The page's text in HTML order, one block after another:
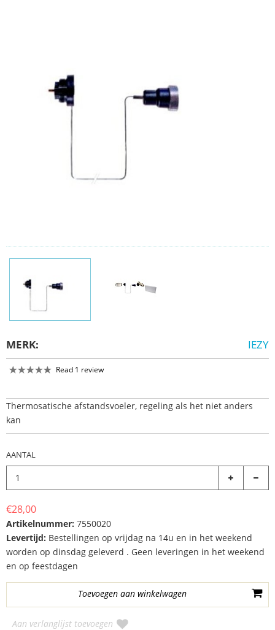
MERK: IEZY
Read 1 review
Thermosatische afstandsvoeler, regeling als het niet anders
kan
AANTAL
€28,00
Artikelnummer: 7550020
Levertijd: Bestellingen op vrijdag na 14u en in het weekend
worden op dinsdag geleverd . Geen leveringen in het weekend
en op feestdagen
Aan verlanglijst toevoegen